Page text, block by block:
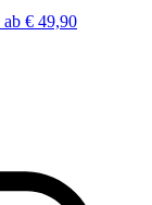
ab € 49,90